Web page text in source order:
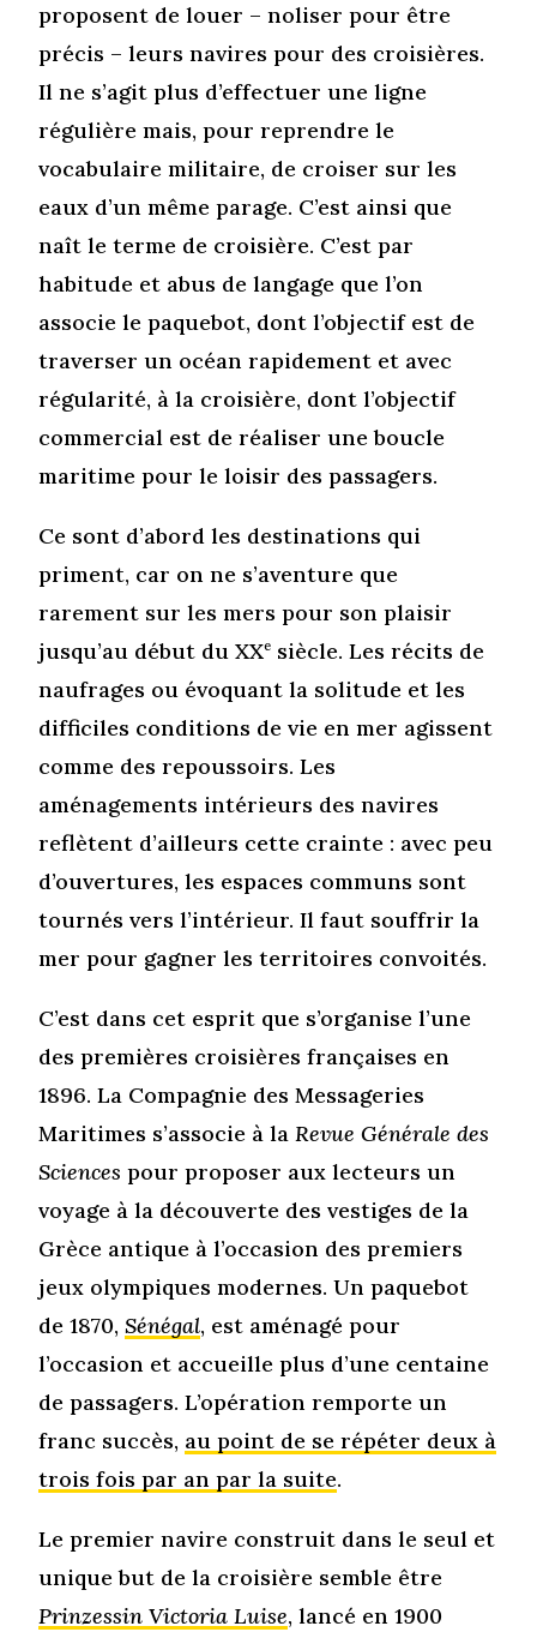
proposent de louer – noliser pour être
précis – leurs navires pour des croisières.
Il ne s’agit plus d’effectuer une ligne
régulière mais, pour reprendre le
vocabulaire militaire, de croiser sur les
eaux d’un même parage. C’est ainsi que
naît le terme de croisière. C’est par
habitude et abus de langage que l’on
associe le paquebot, dont l’objectif est de
traverser un océan rapidement et avec
régularité, à la croisière, dont l’objectif
commercial est de réaliser une boucle
maritime pour le loisir des passagers.
Ce sont d’abord les destinations qui
priment, car on ne s’aventure que
rarement sur les mers pour son plaisir
jusqu’au début du XXe siècle. Les récits de
naufrages ou évoquant la solitude et les
difficiles conditions de vie en mer agissent
comme des repoussoirs. Les
aménagements intérieurs des navires
reflètent d’ailleurs cette crainte : avec peu
d’ouvertures, les espaces communs sont
tournés vers l’intérieur. Il faut souffrir la
mer pour gagner les territoires convoités.
C’est dans cet esprit que s’organise l’une
des premières croisières françaises en
1896. La Compagnie des Messageries
Maritimes s’associe à laRevue Générale des
Sciences pour proposer aux lecteurs un
voyage à la découverte des vestiges de la
Grèce antique à l’occasion des premiers
jeux olympiques modernes. Un paquebot
de 1870,Sénégal, est aménagé pour
l’occasion et accueille plus d’une centaine
de passagers. L’opération remporte un
franc succès, au point de se répéter deux à
trois fois par an par la suite.
Le premier navire construit dans le seul et
unique but de la croisière semble être
Prinzessin Victoria Luise, lancé en 1900